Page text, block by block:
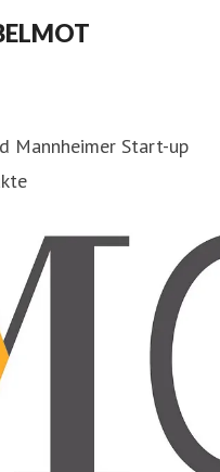
Mannheimer Start-up